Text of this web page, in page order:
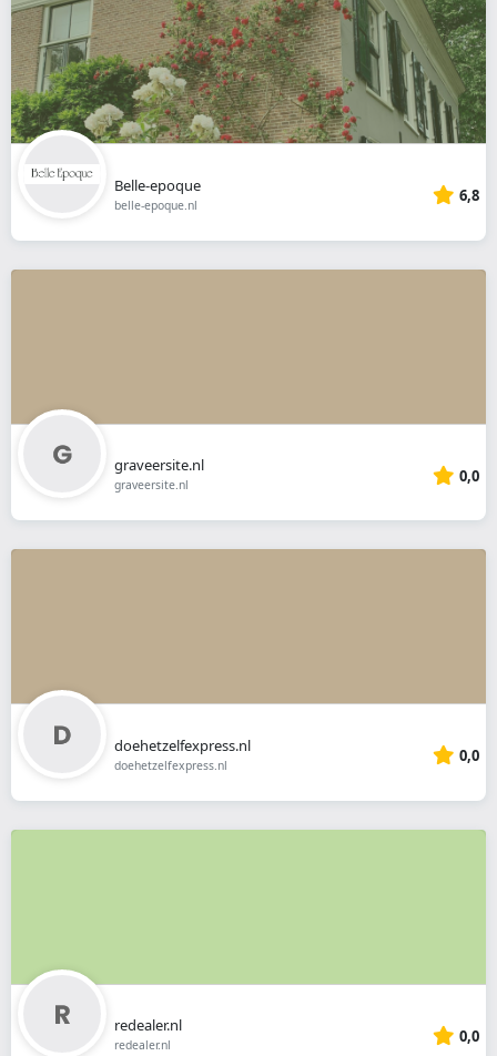
Belle-epoque
belle-epoque.nl 6,8
graveersite.nl
graveersite.nl 0,0
doehetzelfexpress.nl
doehetzelfexpress.nl 0,0
redealer.nl
redealer.nl 0,0